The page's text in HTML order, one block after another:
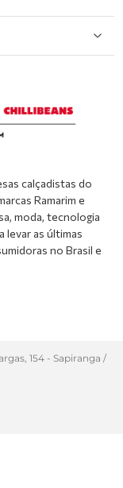
calçadistas do
Ramarim e
moda, tecnologia
as últimas
no Brasil e
154 - Sapiranga /